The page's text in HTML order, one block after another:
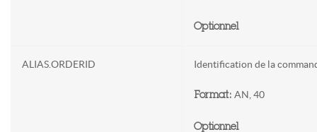
Optionnel
ALIAS.ORDERID Identification de la
Format: AN, 40
Optionnel